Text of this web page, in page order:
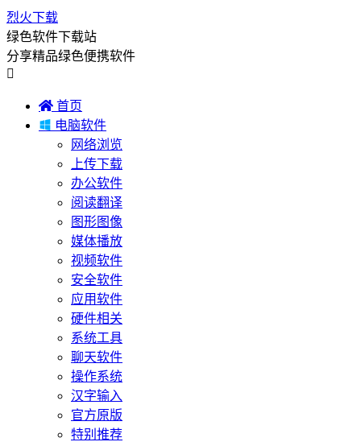
烈火下载
绿色软件下载站
分享精品绿色便携软件

 首页
 电脑软件
网络浏览
上传下载
办公软件
阅读翻译
图形图像
媒体播放
视频软件
安全软件
应用软件
硬件相关
系统工具
聊天软件
操作系统
汉字输入
官方原版
特别推荐